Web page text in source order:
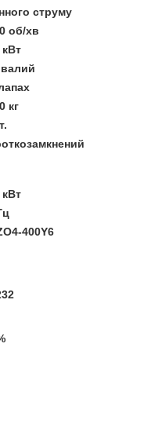
струму
об/хв
кВт
кг
кВт
400Y6